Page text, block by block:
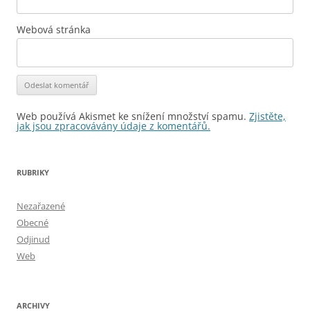
Webová stránka
Web používá Akismet ke snížení množství spamu. Zjistěte,
jak jsou zpracovávány údaje z komentářů.
RUBRIKY
Nezařazené
Obecné
Odjinud
Web
ARCHIVY